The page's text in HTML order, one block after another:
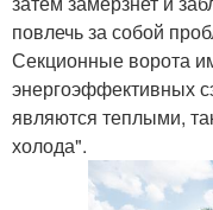
повлечь за собой
Секционные ворота
энергоэффективных
являются теплыми,
холода".